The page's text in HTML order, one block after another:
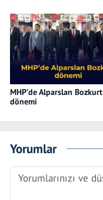
MHP’de Alparslan Bozkurt
dönemi
Yorumlar